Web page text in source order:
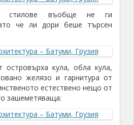
стилове въобще не ги
че ли дори беше търсен
островърха кула, обла кула,
желязо и гарнитура от
естествено нещо от
зашеметяваща: